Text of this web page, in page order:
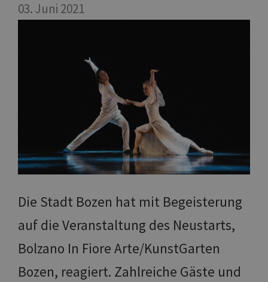
03. Juni 2021
Die Stadt Bozen hat mit Begeisterung
auf die Veranstaltung des Neustarts,
Bolzano In Fiore Arte/KunstGarten
Bozen, reagiert. Zahlreiche Gäste und